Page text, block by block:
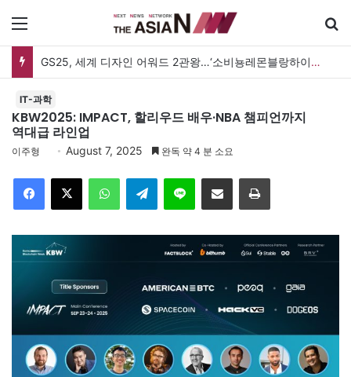
메뉴
GS25, 세계 디자인 어워드 2관왕…‘소비뇽레몬블랑하이볼’ 디자인 경쟁력 인정
IT-과학
KBW2025: IMPACT, 할리우드 배우·NBA 챔피언까지
역대급 라인업
이주형 August 7, 2025 완독 약 4 분 소요
Facebook
X WhatsAppTelegramLine 이메일 인쇄